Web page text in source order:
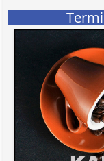
informativen
Bitte beachten Sie in